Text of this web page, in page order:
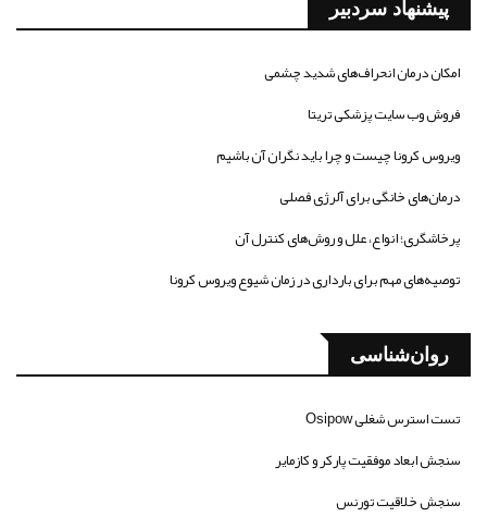
پیشنهاد سردبیر
امکان درمان انحراف‌های شدید چشمی
فروش وب سایت پزشکی تریتا
ویروس کرونا چیست و چرا باید نگران آن باشیم
درمان‌های خانگی برای آلرژی فصلی
پرخاشگری؛ انواع، علل و روش‌های کنترل آن
توصیه‌های مهم برای بارداری در زمان شیوع ویروس کرونا
روان‌شناسی
تست استرس شغلی Osipow
سنجش ابعاد موفقیت پارکر و کازمایر
سنجش خلاقیت تورنس